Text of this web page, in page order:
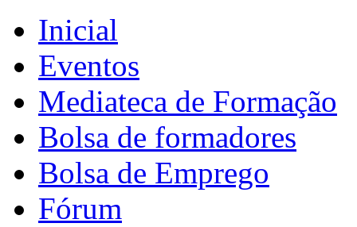
Inicial
Eventos
Mediateca de Formação
Bolsa de formadores
Bolsa de Emprego
Fórum